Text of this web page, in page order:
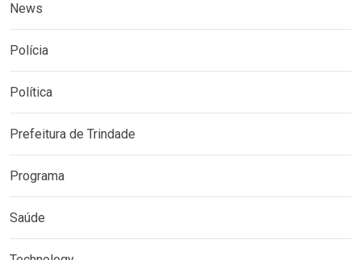
News
Polícia
Política
Prefeitura de Trindade
Programa
Saúde